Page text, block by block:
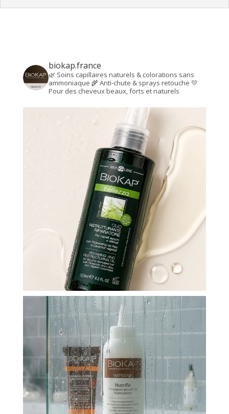
biokap.france
🌿 Soins capillaires naturels & colorations sans
ammoniaque 🌾 Anti-chute & sprays retouche 💛
Pour des cheveux beaux, forts et naturels